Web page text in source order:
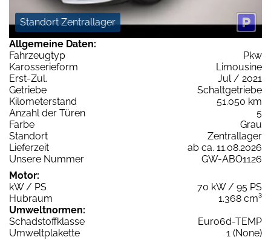
Standort Zentrallager
Allgemeine Daten:
Fahrzeugtyp
Pkw
Karosserieform
Limousine
Erst-Zul.
Jul / 2021
Getriebe
Schaltgetriebe
Kilometerstand
51.050 km
Anzahl der Türen
5
Farbe
Grau
Standort
Zentrallager
Lieferzeit
ab ca. 11.08.2026
Unsere Nummer
GW-ABO1126
Motor:
kW / PS
70 kW / 95 PS
Hubraum
1.368 cm³
Umweltnormen:
Schadstoffklasse
Euro6d-TEMP
Umweltplakette
1 (None)